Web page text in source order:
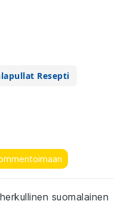
Resepti
suomalainen